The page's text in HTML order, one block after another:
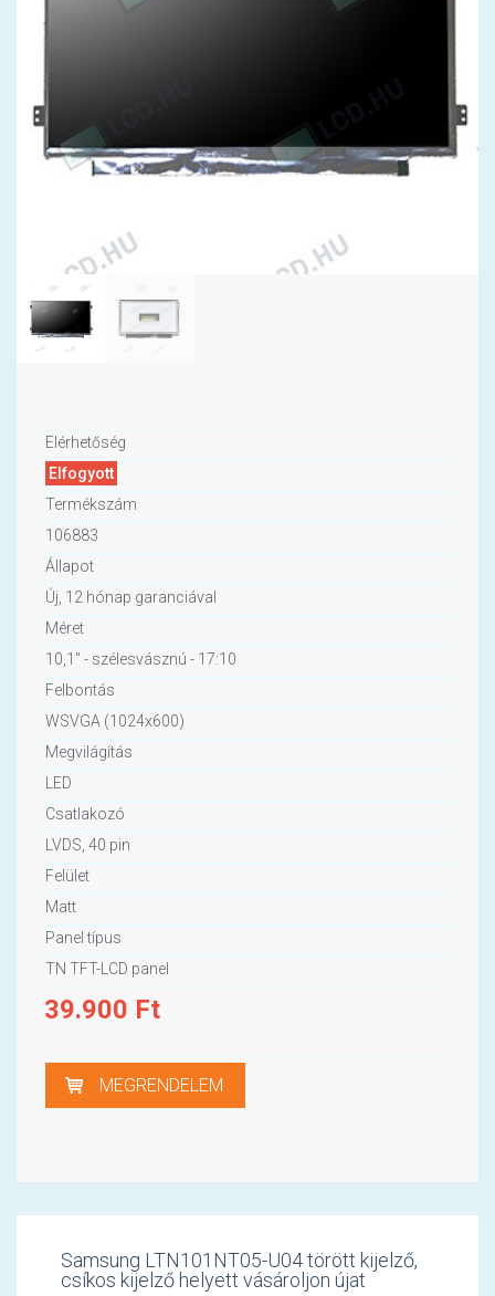
Elérhetőség
Elfogyott
Termékszám
106883
Állapot
Új, 12 hónap garanciával
Méret
10,1" - szélesvásznú - 17:10
Felbontás
WSVGA (1024x600)
Megvilágítás
LED
Csatlakozó
LVDS, 40 pin
Felület
Matt
Panel típus
TN TFT-LCD panel
39.900 Ft
MEGRENDELEM
Samsung LTN101NT05-U04 törött kijelző,
csíkos kijelző helyett vásároljon újat